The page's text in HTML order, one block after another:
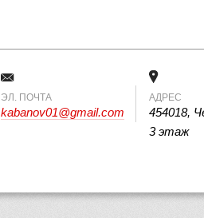
ЭЛ. ПОЧТА
kabanov01@gmail.com
АДРЕС
454018,
3 этаж